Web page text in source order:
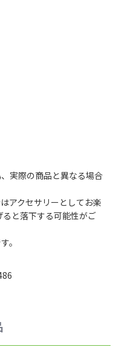
実際の商品と異なる場合
アクセサリーとしてお楽
と落下する可能性がご
。